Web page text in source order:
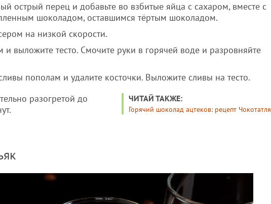
острый перец и добавьте во взбитые яйца с сахаром, вместе с
шоколадом, оставшимся тёртым шоколадом.
на низкой скорости.
выложите тесто. Смочите руки в горячей воде и разровняйте
пополам и удалите косточки. Выложите сливы на тесто.
ЧИТАЙ ТАКЖЕ:
Горячий шоколад ацтеков: рецепт Чокотатля
разогретой до